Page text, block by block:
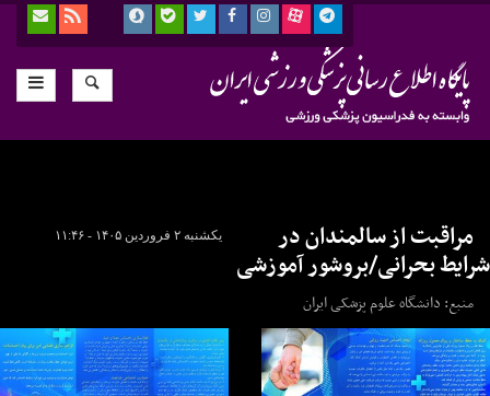
یکشنبه ۲ فروردین ۱۴۰۵ - ۱۱:۴۶ مراقبت از سالمندان در
شرایط بحرانی/بروشور آموزشی
منبع: دانشگاه علوم پزشکی ایران